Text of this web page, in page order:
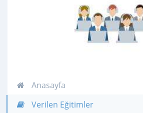
Anasayfa
Verilen Eğitimler